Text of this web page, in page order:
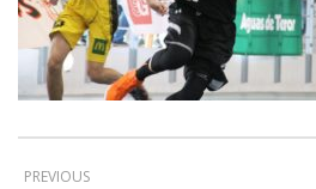
PREVIOUS